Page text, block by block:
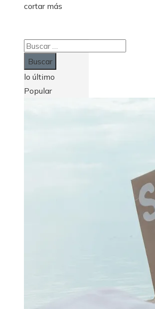
cortar más
Buscar:
lo último
Popular